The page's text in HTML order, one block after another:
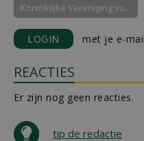
Koninklijke Vereniging vo...
LOGIN met je e-
REACTIES
Er zijn nog geen reacties.
tip de redactie